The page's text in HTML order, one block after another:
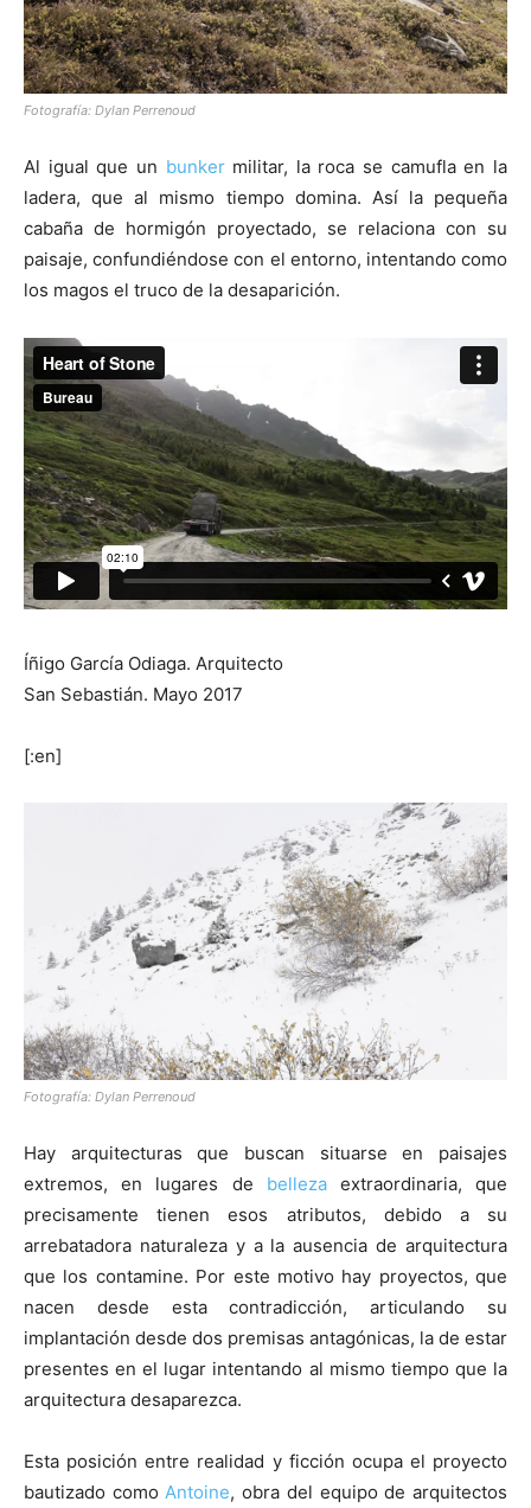
Fotografía: Dylan Perrenoud
Al igual que un bunkermilitar, la roca se camufla en la
ladera, que al mismo tiempo domina. Así la pequeña
cabaña de hormigón proyectado, se relaciona con su
paisaje, confundiéndose con el entorno, intentando como
los magos el truco de la desaparición.
Íñigo García Odiaga. Arquitecto
San Sebastián. Mayo 2017
[:en]
Fotografía: Dylan Perrenoud
Hay arquitecturas que buscan situarse en paisajes
extremos, en lugares de bellezaextraordinaria, que
precisamente tienen esos atributos, debido a su
arrebatadora naturaleza y a la ausencia de arquitectura
que los contamine. Por este motivo hay proyectos, que
nacen desde esta contradicción, articulando su
implantación desde dos premisas antagónicas, la de estar
presentes en el lugar intentando al mismo tiempo que la
arquitectura desaparezca.
Esta posición entre realidad y ficción ocupa el proyecto
bautizado como Antoine, obra del equipo de arquitectos